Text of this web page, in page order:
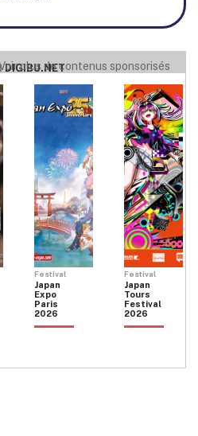
DIGIBU.NET
plus de contenus sponsorisés
Festival
Japan
Expo
Paris
2026
Festival
Japan
Tours
Festival
2026